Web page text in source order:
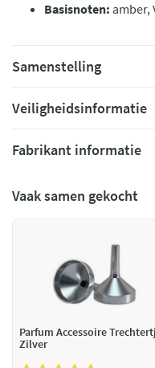
Basisnoten: amber,
Samenstelling
Veiligheidsinformatie
Fabrikant informatie
Vaak samen gekocht
Parfum Accessoire
Zilver